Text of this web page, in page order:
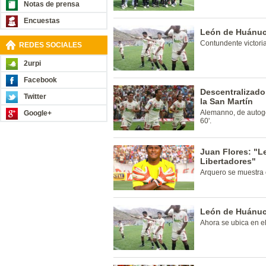
Notas de prensa
Encuestas
REDES SOCIALES
2urpi
Facebook
Twitter
Google+
León de
Contundente
la San Martín
Alemanno, de
60'.
Juan Flores:
Libertadores"
Arquero se muestra
León de
Ahora se ubica en